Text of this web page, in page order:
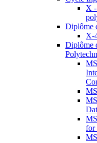
X -
Diplôme
X-
Diplôme
for